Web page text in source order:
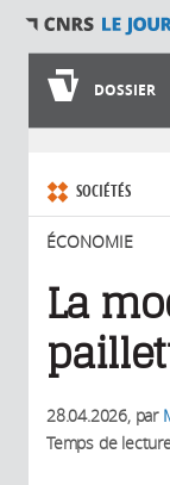
DOSSIER
SOCIÉTÉS
ÉCONOMIE
La
28.04.2026, par
Temps de